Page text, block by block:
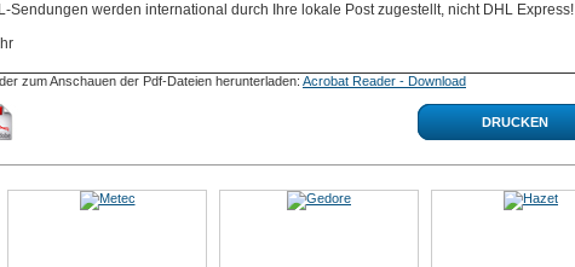
Sendungen werden international durch Ihre lokale Post zugestellt, nicht DHL Express!
zum Anschauen der Pdf-Dateien herunterladen: Acrobat Reader - Download
DRUCKEN